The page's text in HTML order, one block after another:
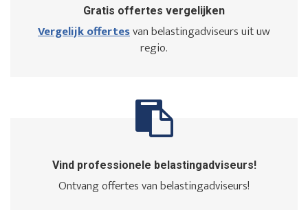
Gratis offertes vergelijken
Vergelijk offertesvan belastingadviseurs uit uw
regio.
Vind professionele belastingadviseurs!
Ontvang offertes van belastingadviseurs!